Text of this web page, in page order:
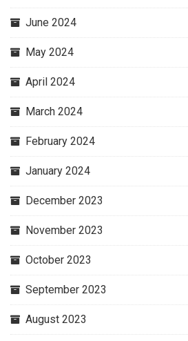
June 2024
May 2024
April 2024
March 2024
February 2024
January 2024
December 2023
November 2023
October 2023
September 2023
August 2023